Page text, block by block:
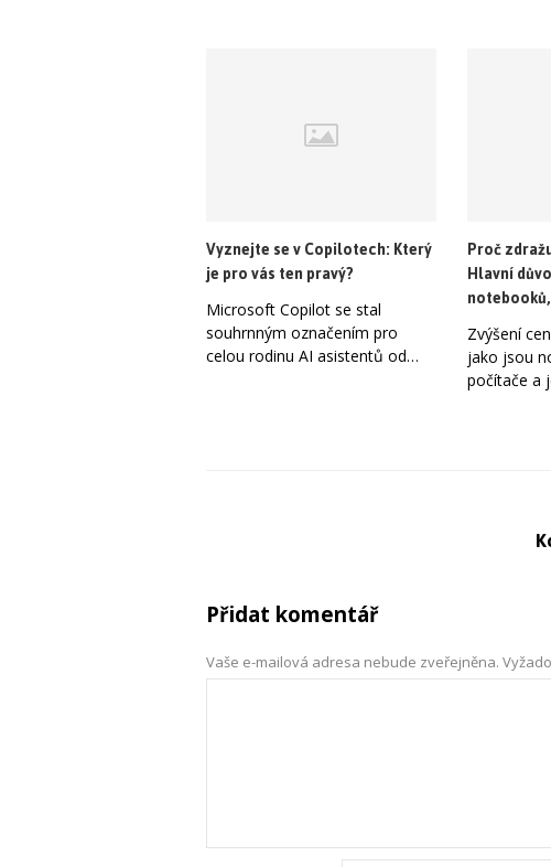
Vyznejte se v Copilotech: Který
je pro vás ten pravý?
Microsoft Copilot se stal
souhrnným označením pro
celou rodinu AI asistentů od…
Proč
Hlavní
Zvýšení
jako jsou
počítače a
Přidat komentář
Vaše e-mailová adresa nebude zveřejněna.